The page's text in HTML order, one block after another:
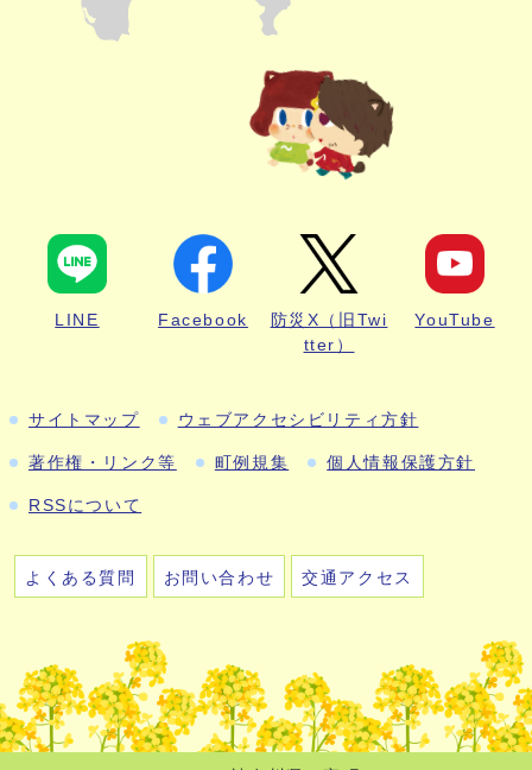
LINE Facebook
防災X（旧Twi
tter）
YouTube
サイトマップ ウェブアクセシビリティ方針
著作権・リンク等 町例規集 個人情報保護方針
RSSについて
よくある質問 お問い合わせ 交通アクセス